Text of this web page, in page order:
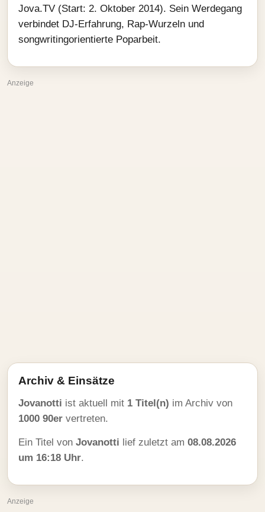
Jova.TV (Start: 2. Oktober 2014). Sein Werdegang
verbindet DJ‑Erfahrung, Rap‑Wurzeln und
songwritingorientierte Poparbeit.
Anzeige
Archiv & Einsätze
Jovanotti ist aktuell mit 1 Titel(n) im Archiv von
1000 90er vertreten.
Ein Titel von Jovanotti lief zuletzt am 08.08.2026
um 16:18 Uhr.
Anzeige